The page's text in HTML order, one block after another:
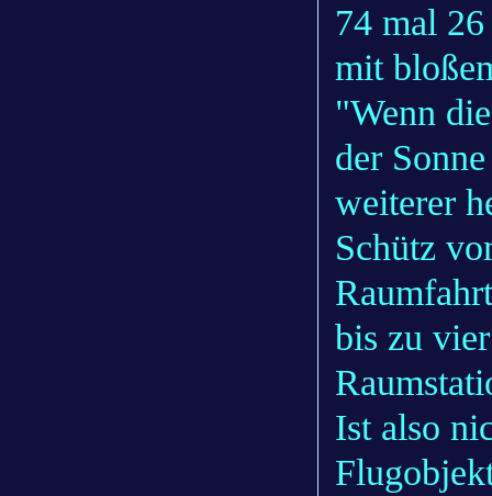
74 mal
mit
"Wenn
der
weiterer
Schütz
bis zu
Ist also